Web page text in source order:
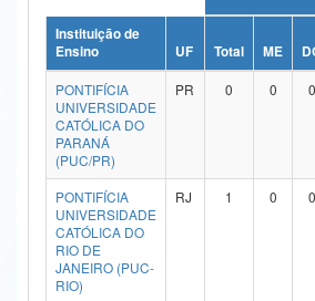
Ministério da Ciência, Tecnologia, Inovações e
Ministério do Meio Ambiente
Ministério do Turismo
Ministério do Desenvolvimento Regional
Controladoria-Geral da União
Ministério da Mulher, da Família e dos Direitos
Secretaria-Geral
Instituição de
Ensino
UF Total ME
PONTIFÍCIA
UNIVERSIDADE
CATÓLICA DO
PARANÁ
(PUC/PR)
PR 0 0 0
PONTIFÍCIA
UNIVERSIDADE
CATÓLICA DO
RIO DE
JANEIRO (PUC-
RIO)
RJ 1 0 0